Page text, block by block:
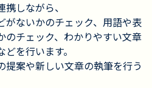
しながら、
がないかのチェック、用語や表
のチェック、わかりやすい文章
を行います。
提案や新しい文章の執筆を行う